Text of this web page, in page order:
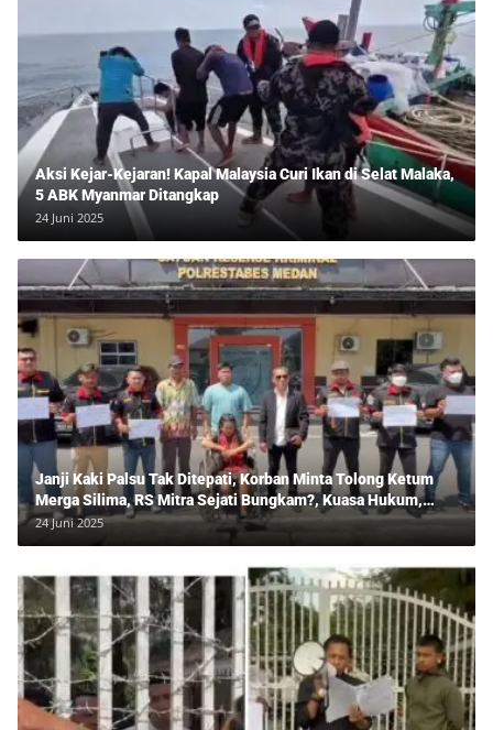
Aksi Kejar-Kejaran! Kapal Malaysia Curi Ikan di Selat Malaka,
5 ABK Myanmar Ditangkap
24 Juni 2025
Janji Kaki Palsu Tak Ditepati, Korban Minta Tolong Ketum
Merga Silima, RS Mitra Sejati Bungkam?, Kuasa Hukum,
Hans Silalahi Dampingi Julita Cari Keadilan
24 Juni 2025